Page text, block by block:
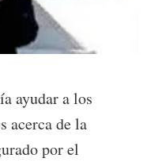
ayudar a los
acerca de la
por el